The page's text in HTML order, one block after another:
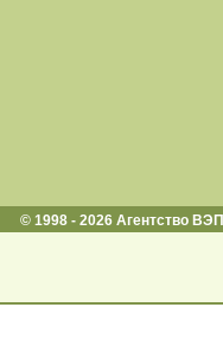
© 1998 - 2026 Агентство ВЭП